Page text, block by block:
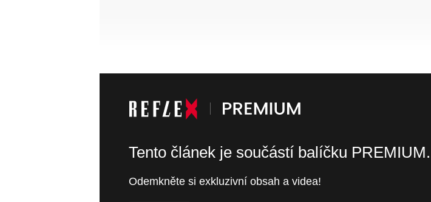
Tento článek je součástí balíčku PREMIUM.
Odemkněte si exkluzivní obsah a videa!